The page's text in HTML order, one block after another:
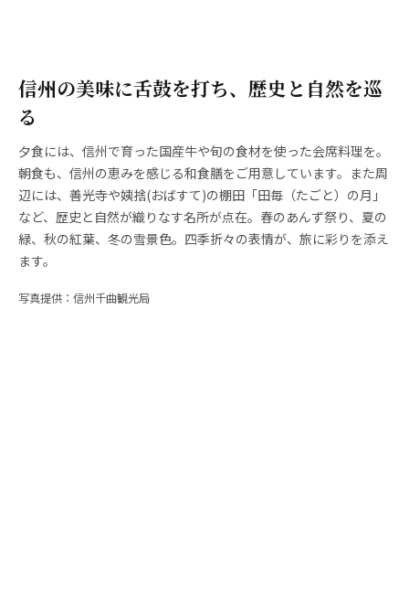
信州の美味に舌鼓を打ち、歴史と自然を巡
る
夕食には、信州で育った国産牛や旬の食材を使った会席料理を。
朝食も、信州の恵みを感じる和食膳をご用意しています。また周
辺には、善光寺や姨捨(おばすて)の棚田「田毎（たごと）の月」
など、歴史と自然が織りなす名所が点在。春のあんず祭り、夏の
緑、秋の紅葉、冬の雪景色。四季折々の表情が、旅に彩りを添え
ます。
写真提供：信州千曲観光局